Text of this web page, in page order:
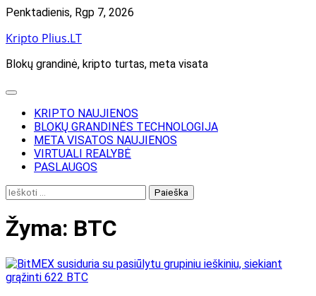
Skip
content
Penktadienis, Rgp 7, 2026
Kripto Plius.LT
Blokų grandinė, kripto turtas, meta visata
KRIPTO NAUJIENOS
BLOKŲ GRANDINĖS TECHNOLOGIJA
META VISATOS NAUJIENOS
VIRTUALI REALYBĖ
PASLAUGOS
Ieškoti:
Žyma: BTC